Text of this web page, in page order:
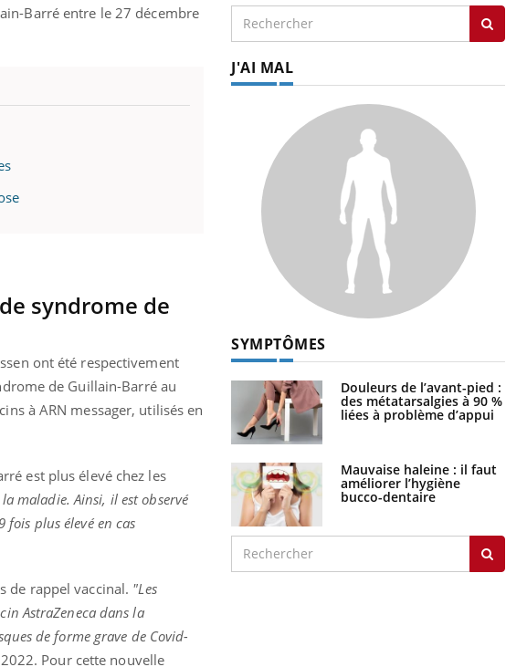
Barré entre le 27 décembre
syndrome de
ont été respectivement
de Guillain-Barré au
à ARN messager, utilisés en
est plus élevé chez les
maladie. Ainsi, il est observé
plus élevé en cas
de rappel vaccinal. "Les
AstraZeneca dans la
de forme grave de Covid-
Pour cette nouvelle
J'AI MAL
SYMPTÔMES
Douleurs de l’avant-pied :
des métatarsalgies à 90 %
liées à problème d’appui
Mauvaise haleine : il faut
améliorer l’hygiène
bucco-dentaire